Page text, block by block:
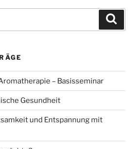
– Basisseminar
Gesundheit
und Entspannung mit